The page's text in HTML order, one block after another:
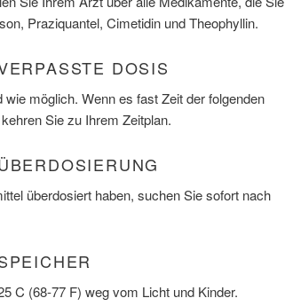
Praziquantel, Cimetidin und Theophyllin.
DOSIS
möglich. Wenn es fast Zeit der folgenden
Sie zu Ihrem Zeitplan.
überdosiert haben, suchen Sie sofort nach
C (68-77 F) weg vom Licht und Kinder.